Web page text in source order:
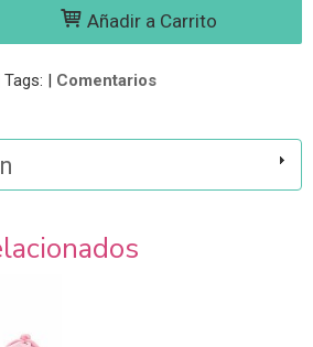
Añadir a Carrito
Tags: | Comentarios